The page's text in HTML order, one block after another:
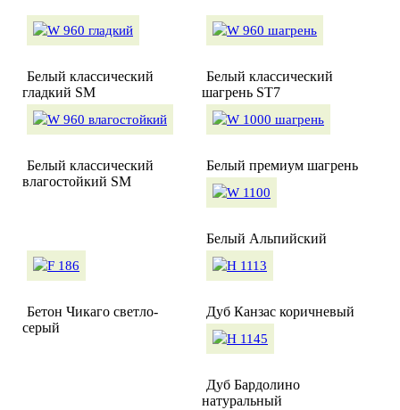
Белый классический
гладкий SM
Белый классический
шагрень ST7
Белый классический
влагостойкий SM
Белый премиум шагрень
Белый Альпийский
Бетон Чикаго светло-
серый
Дуб Канзас коричневый
Дуб Бардолино
натуральный